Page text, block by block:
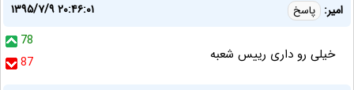
امیر: پاسخ
۱۳۹۵/۷/۹ ۲۰:۴۶:۰۱
78
87
خیلی رو داری رییس شعبه